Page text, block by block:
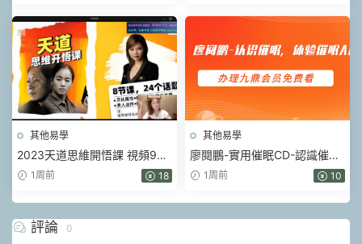
其他易學
2023天道思維開悟課 視頻9集
+課件pdf
1周前 18
其他易學
廖閱鵬-實用催眠CD-認識催
眠，體驗催眠A
1周前 10
評論 0